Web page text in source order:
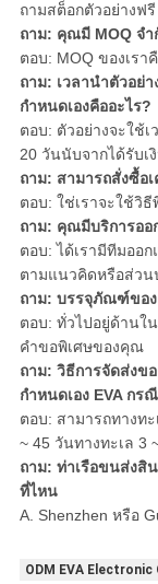
ถามสต็อกตัวอย่างฟ
ถาม: คุณมี MOQ จำ
ตอบ: MOQ ของเรา
ถาม: เวลานำตัวอย่
กำหนดเองคืออะไร?
ตอบ: ตัวอย่างจะใช้
20 วันนับจากได้รับเ
ถาม: สามารถสั่งซื้อ
ตอบ: ใช่เราจะใช้วิ
ถาม: คุณมีบริการออ
ตอบ: ได้เรามีทีมออ
ตามแนวคิดหรือส่วน
ถาม: บรรจุภัณฑ์ของ
ตอบ: ทั่วไปอยู่ด้านใ
คำขอพิเศษของคุณ
ถาม: วิธีการจัดส่งข
กำหนดเอง EVA กร
ตอบ: สามารถทางท
~ 45 วันทางทะเล 3
ถาม: ท่าเรือขนส่งสิ
ที่ไหน
A. Shenzhen หรือ
ODM EVA Electronic